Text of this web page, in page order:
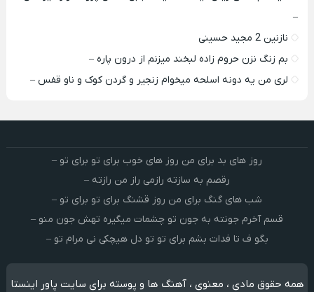
–
نازنین 2 مجید حسینی
بم زنگ نزن حروم زاده لبخند میزنم از درون پاره –
لری من یه دونه اسلحه میخوام زﻧﺠﻴﺮ و ﮔﺮدن ﻛﻮک و ﻧﺎو ﻗﻔﺲ –
روز های بد برای من روز های خوب برای تو برای تو –
رقصم به سازته رازمی راز من رازته –
شب های گنگ برای من روز قشنگ برای تو برای تو –
قسم آخرم جونته به جون تو چشمات میگیره تهش جون منو –
بگو ف تا فدات بشم برای تو تو دل هیچکی نی مرام تو –
همه حقوق مادی ، معنوی ، آهنگ ها و پوسته برای سایت پاور اینستا